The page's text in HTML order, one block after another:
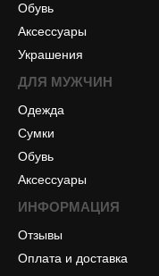
Обувь
Аксессуары
Украшения
ДЛЯ МУЖЧИН
Одежда
Сумки
Обувь
Аксессуары
ИНФОРМАЦИЯ
Отзывы
Оплата и доставка